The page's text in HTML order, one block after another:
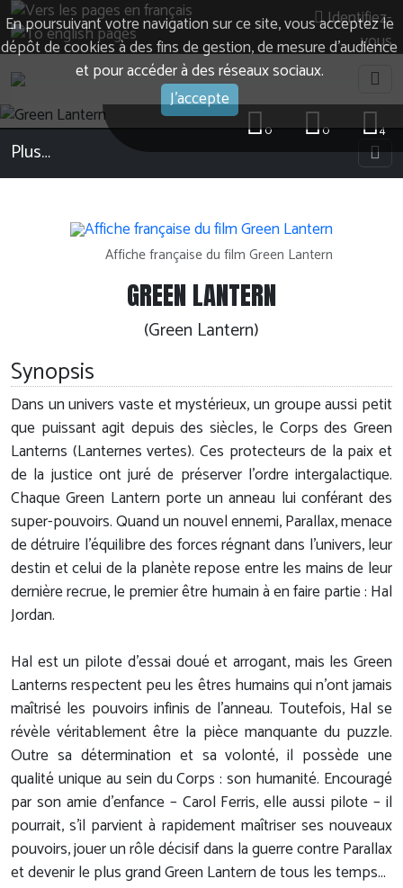
En poursuivant votre navigation sur ce site, vous acceptez le
dépôt de cookies à des fins de gestion, de mesure d’audience
et pour accéder à des réseaux sociaux.
J'accepte
Identifiez-
vous
4
0
0
Plus…
Affiche française du film Green Lantern
GREEN LANTERN
(Green Lantern)
Synopsis
Dans un univers vaste et mystérieux, un groupe aussi petit
que puissant agit depuis des siècles, le Corps des Green
Lanterns (Lanternes vertes). Ces protecteurs de la paix et
de la justice ont juré de préserver l’ordre intergalactique.
Chaque Green Lantern porte un anneau lui conférant des
super-pouvoirs. Quand un nouvel ennemi, Parallax, menace
de détruire l’équilibre des forces régnant dans l’univers, leur
destin et celui de la planète repose entre les mains de leur
dernière recrue, le premier être humain à en faire partie : Hal
Jordan.
Hal est un pilote d’essai doué et arrogant, mais les Green
Lanterns respectent peu les êtres humains qui n’ont jamais
maîtrisé les pouvoirs infinis de l’anneau. Toutefois, Hal se
révèle véritablement être la pièce manquante du puzzle.
Outre sa détermination et sa volonté, il possède une
qualité unique au sein du Corps : son humanité. Encouragé
par son amie d’enfance – Carol Ferris, elle aussi pilote – il
pourrait, s’il parvient à rapidement maîtriser ses nouveaux
pouvoirs, jouer un rôle décisif dans la guerre contre Parallax
et devenir le plus grand Green Lantern de tous les temps...